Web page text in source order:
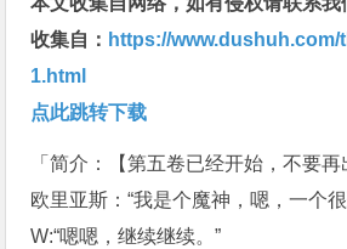
收集自： https://www.dushuh.com/
1.html
点此跳转下载
「简介：【第五卷已经开始，不要再
欧里亚斯：“我是个魔神，嗯，一个
W:“嗯嗯，继续继续。”